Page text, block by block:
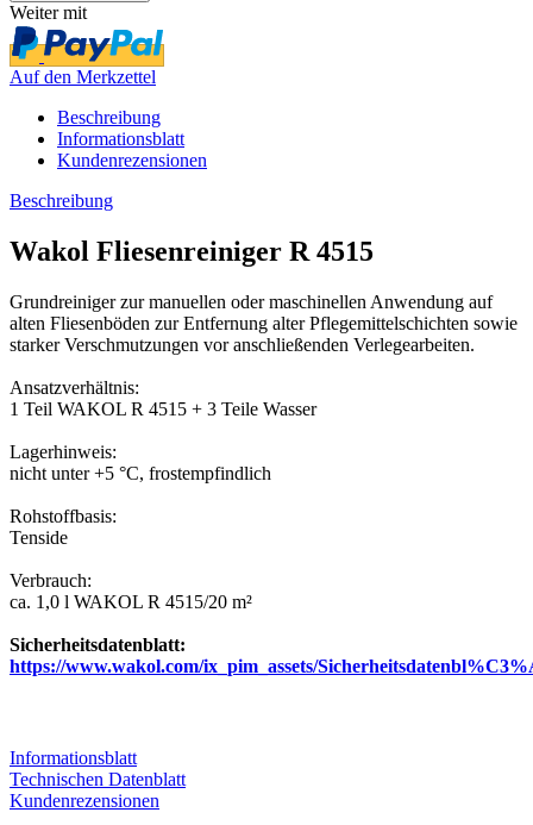
Weiter mit
Auf den Merkzettel
Beschreibung
Informationsblatt
Kundenrezensionen
Beschreibung
Wakol Fliesenreiniger R 4515
Grundreiniger zur manuellen oder maschinellen Anwendung auf
alten Fliesenböden zur Entfernung alter Pflegemittelschichten sowie
starker Verschmutzungen vor anschließenden Verlegearbeiten.
Ansatzverhältnis:
1 Teil WAKOL R 4515 + 3 Teile Wasser
Lagerhinweis:
nicht unter +5 °C, frostempfindlich
Rohstoffbasis:
Tenside
Verbrauch:
ca. 1,0 l WAKOL R 4515/20 m²
Sicherheitsdatenblatt:
https://www.wakol.com/ix_pim_assets/
Informationsblatt
Technischen Datenblatt
Kundenrezensionen